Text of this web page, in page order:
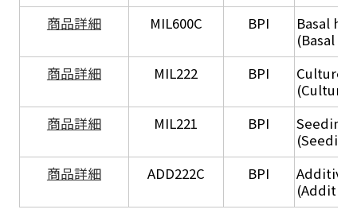
商品詳細
MIL600C BPI
Basal
(Basal
商品詳細
MIL222 BPI
Culture
(Culture
商品詳細
MIL221 BPI
Seeding
商品詳細
ADD222C BPI